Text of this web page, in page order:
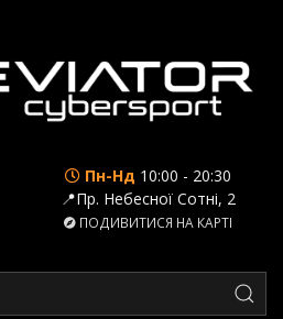
Пн-Нд 10:00 - 20:30
📍Пр. Небесної Сотні, 2
ПОДИВИТИСЯ НА КАРТІ